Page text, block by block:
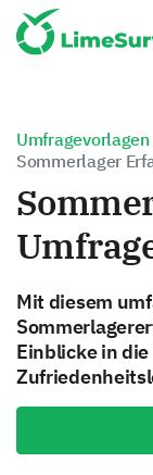
Umfragevorlagen
Sommerlager
Mit diesem
Einblicke in